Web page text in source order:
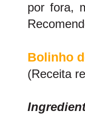
por fora,
Bolinho
(Receita